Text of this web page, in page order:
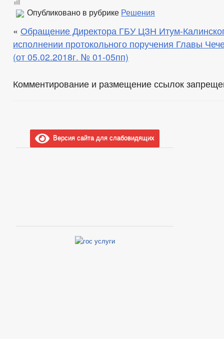
Опубликовано в рубрике Решения
« Обращение Директора ГБУ ЦЗН Итум-
исполнении протокольного поручения Главы
(от 05.02.2018г. № 01-05пп)
Комментирование и размещение ссылок
Версия сайта для слабовидящих